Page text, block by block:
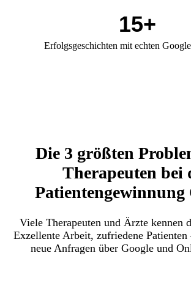
15+
Erfolgsgeschichten mit echten
Die 3 größten
Therapeuten bei
Patientengewinnung
Viele Therapeuten und Ärzte kennen
Exzellente Arbeit, zufriedene Patienten
neue Anfragen über Google und